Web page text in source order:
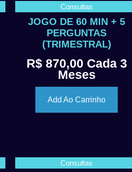
Consultas
JOGO DE 60 MIN + 5
PERGUNTAS
(TRIMESTRAL)
R$870,00 Cada 3
Meses
Add Ao Carrinho
Consultas